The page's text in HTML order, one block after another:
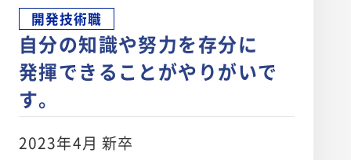
開発技術職
自分の知識や努力を存分に
発揮できることがやりがいで
す。
2023年4月 新卒